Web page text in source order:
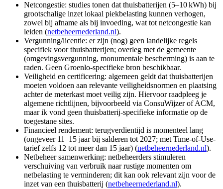
Netcongestie: studies tonen dat thuisbatterijen (5–10 kWh) bij
grootschalige inzet lokaal piekbelasting kunnen verhogen,
zowel bij afname als bij invoeding, wat tot netcongestie kan
leiden (netbeheernederland.nl).
Vergunning/licentie: er zijn (nog) geen landelijke regels
specifiek voor thuisbatterijen; overleg met de gemeente
(omgevingsvergunning, monumentale bescherming) is aan te
raden. Geen Groenlo-specifieke bron beschikbaar.
Veiligheid en certificering: algemeen geldt dat thuisbatterijen
moeten voldoen aan relevante veiligheidsnormen en plaatsing
achter de meterkast moet veilig zijn. Hiervoor raadpleeg je
algemene richtlijnen, bijvoorbeeld via ConsuWijzer of ACM,
maar ik vond geen thuisbatterij-specifieke informatie op de
toegestane sites.
Financieel rendement: terugverdientijd is momenteel lang
(ongeveer 11–15 jaar bij salderen tot 2027; met Time‑of‑Use-
tarief zelfs 12 tot meer dan 15 jaar) (netbeheernederland.nl).
Netbeheer samenwerking: netbeheerders stimuleren
verschuiving van verbruik naar rustige momenten om
netbelasting te verminderen; dit kan ook relevant zijn voor de
inzet van een thuisbatterij (netbeheernederland.nl).